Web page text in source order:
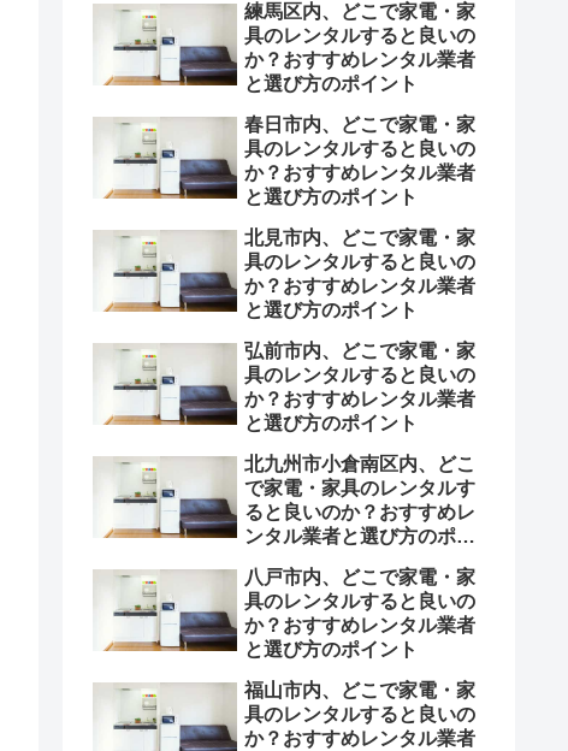
練馬区内、どこで家電・家
具のレンタルすると良いの
か？おすすめレンタル業者
と選び方のポイント
春日市内、どこで家電・家
具のレンタルすると良いの
か？おすすめレンタル業者
と選び方のポイント
北見市内、どこで家電・家
具のレンタルすると良いの
か？おすすめレンタル業者
と選び方のポイント
弘前市内、どこで家電・家
具のレンタルすると良いの
か？おすすめレンタル業者
と選び方のポイント
北九州市小倉南区内、どこ
で家電・家具のレンタルす
ると良いのか？おすすめレ
ンタル業者と選び方のポイ
八戸市内、どこで家電・家
具のレンタルすると良いの
か？おすすめレンタル業者
と選び方のポイント
福山市内、どこで家電・家
具のレンタルすると良いの
か？おすすめレンタル業者